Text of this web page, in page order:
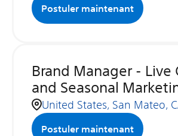
Postuler maintenant
Brand Manager - Live
and Seasonal
United States, San Mateo,
Postuler maintenant